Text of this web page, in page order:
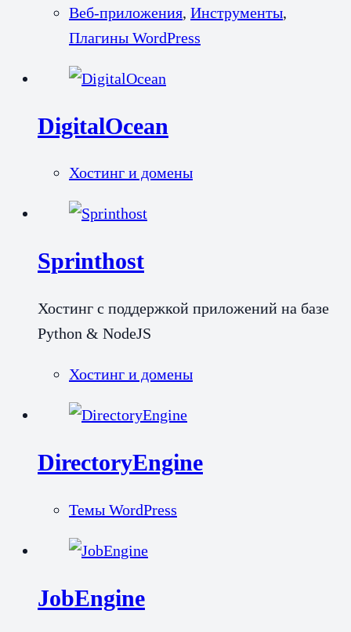
Веб-приложения, Инструменты,
Плагины WordPress
DigitalOcean
Хостинг и домены
Sprinthost
Хостинг с поддержкой приложений на базе
Python & NodeJS
Хостинг и домены
DirectoryEngine
Темы WordPress
JobEngine